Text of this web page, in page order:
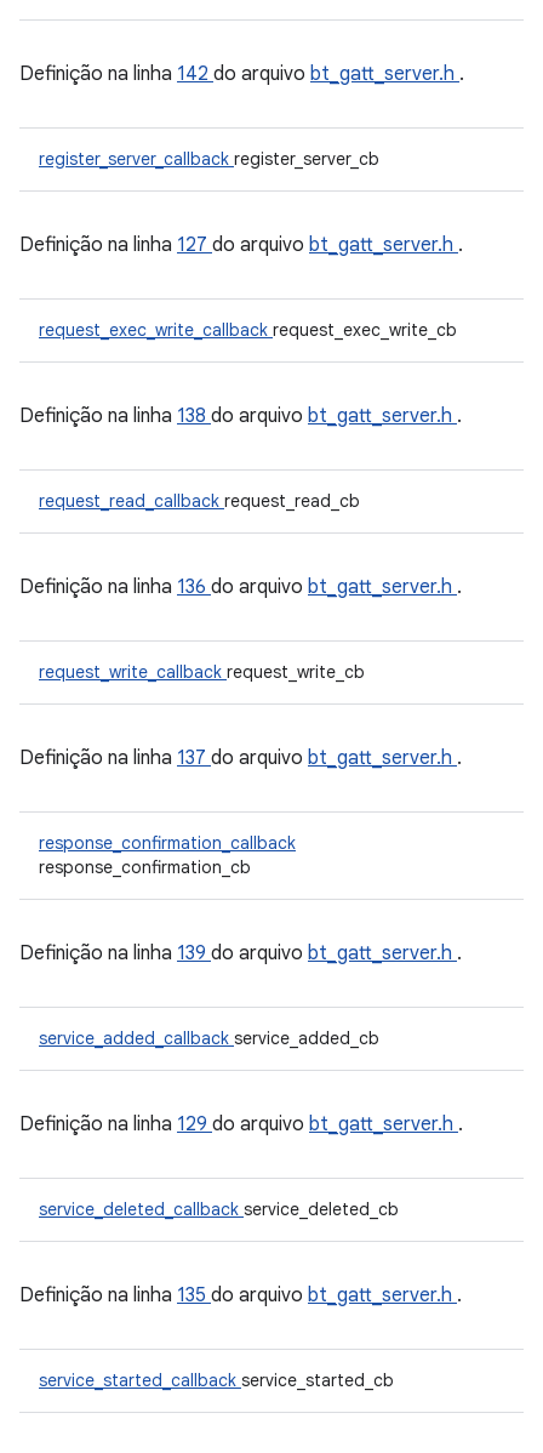
Definição na linha 142 do arquivo bt_gatt_server.h .
register_server_callback register_server_cb
Definição na linha 127 do arquivo bt_gatt_server.h .
request_exec_write_callback request_exec_write_cb
Definição na linha 138 do arquivo bt_gatt_server.h .
request_read_callback request_read_cb
Definição na linha 136 do arquivo bt_gatt_server.h .
request_write_callback request_write_cb
Definição na linha 137 do arquivo bt_gatt_server.h .
response_confirmation_callback
response_confirmation_cb
Definição na linha 139 do arquivo bt_gatt_server.h .
service_added_callback service_added_cb
Definição na linha 129 do arquivo bt_gatt_server.h .
service_deleted_callback service_deleted_cb
Definição na linha 135 do arquivo bt_gatt_server.h .
service_started_callback service_started_cb